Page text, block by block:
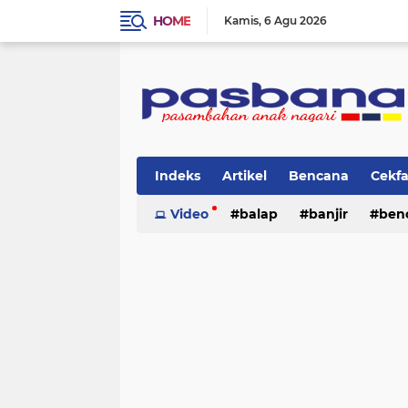
HOME Kamis 6 Agu 2026
Indeks Artikel Bencana
Musik Olahraga Pariwisata
Video balap banjir